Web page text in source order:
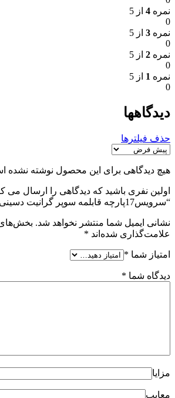
نمره 4 از 5
0
نمره 3 از 5
0
نمره 2 از 5
0
نمره 1 از 5
0
دیدگاهها
حذف فیلترها
هیچ دیدگاهی برای این محصول نوشته نشده
اولین نفری باشید که دیدگاهی را ارسال می
“سرویس17پارچه قابلمه سوپر گرانيت دسینی مدل 2010”
نشانی ایمیل شما منتشر نخواهد شد. بخش‌های
علامت‌گذاری شده‌اند *
امتیاز شما *
دیدگاه شما *
مزایا
معایب